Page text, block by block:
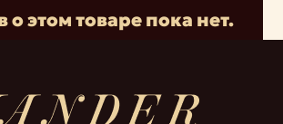
о этом товаре пока нет.